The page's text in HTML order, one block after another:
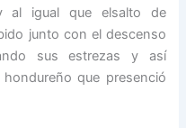
al igual que elsalto de
junto con el descenso
sus estrezas y así
que presenció